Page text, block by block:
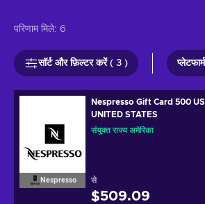
परिणाम मिले: 6
सॉर्ट और फ़िल्टर करें ( 3 )
Nespresso
Nespresso Gift Card 500
UNITED STATES
संयुक्त राज्य अमेरिका
से
$509.09